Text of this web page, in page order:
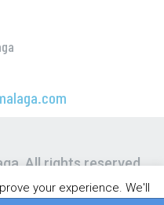
All rights reserved.
your experience. We'll